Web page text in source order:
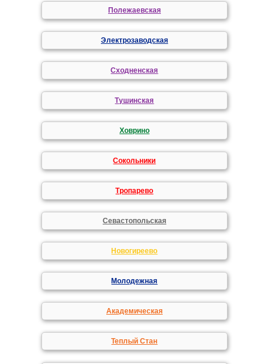
Полежаевская
Электрозаводская
Сходненская
Тушинская
Ховрино
Сокольники
Тропарево
Севастопольская
Новогиреево
Молодежная
Академическая
Теплый Стан